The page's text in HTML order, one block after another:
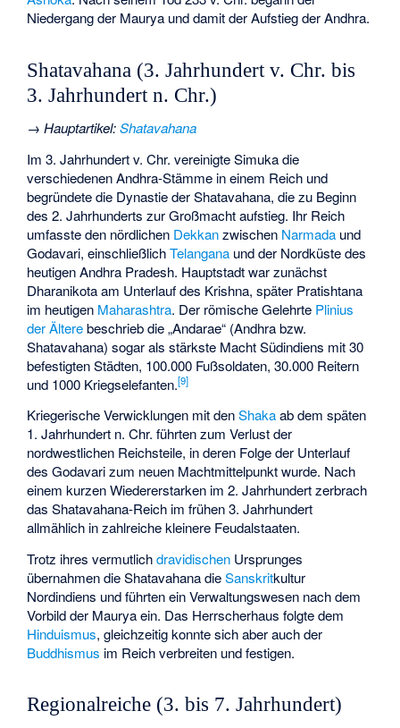
Niedergang der Maurya und damit der Aufstieg der Andhra.
Shatavahana (3. Jahrhundert v. Chr. bis
3. Jahrhundert n. Chr.)
→Hauptartikel:Shatavahana
Im 3. Jahrhundert v. Chr. vereinigte Simuka die
verschiedenen Andhra-Stämme in einem Reich und
begründete die Dynastie der Shatavahana, die zu Beginn
des 2. Jahrhunderts zur Großmacht aufstieg. Ihr Reich
umfasste den nördlichen Dekkanzwischen Narmada und
Godavari, einschließlichTelangana und der Nordküste des
heutigen Andhra Pradesh. Hauptstadt war zunächst
Dharanikotaam Unterlauf des Krishna, später Pratishtana
im heutigen Maharashtra. Der römische Gelehrte Plinius
der Älterebeschrieb die „Andarae“ (Andhra bzw.
Shatavahana) sogar als stärkste Macht Südindiens mit 30
befestigten Städten, 100.000 Fußsoldaten, 30.000 Reitern
und 1000 Kriegselefanten.[9]
Kriegerische Verwicklungen mit denShakaab dem späten
1. Jahrhundert n. Chr. führten zum Verlust der
nordwestlichen Reichsteile, in deren Folge der Unterlauf
des Godavari zum neuen Machtmittelpunkt wurde. Nach
einem kurzen Wiedererstarken im 2. Jahrhundert zerbrach
das Shatavahana-Reich im frühen 3. Jahrhundert
allmählich in zahlreiche kleinere Feudalstaaten.
Trotz ihres vermutlichdravidischen Ursprunges
übernahmen die Shatavahana dieSanskritkultur
Nordindiens und führten ein Verwaltungswesen nach dem
Vorbild der Maurya ein. Das Herrscherhaus folgte dem
Hinduismus, gleichzeitig konnte sich aber auch der
Buddhismus im Reich verbreiten und festigen.
Regionalreiche (3. bis 7. Jahrhundert)